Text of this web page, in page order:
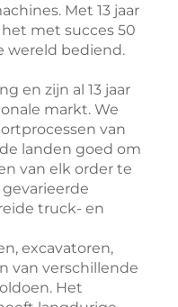
Met 13 jaar
met succes 50
wereld bediend.
en zijn al 13 jaar
markt. We
van
landen goed om
van elk order te
truck- en
excavatoren,
van verschillende
Het